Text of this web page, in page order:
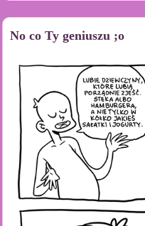
No co Ty geniuszu ;o